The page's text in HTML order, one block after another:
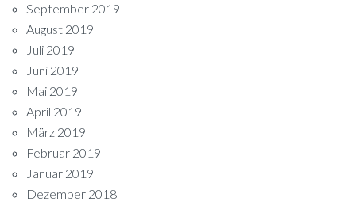
September 2019
August 2019
Juli 2019
Juni 2019
Mai 2019
April 2019
März 2019
Februar 2019
Januar 2019
Dezember 2018